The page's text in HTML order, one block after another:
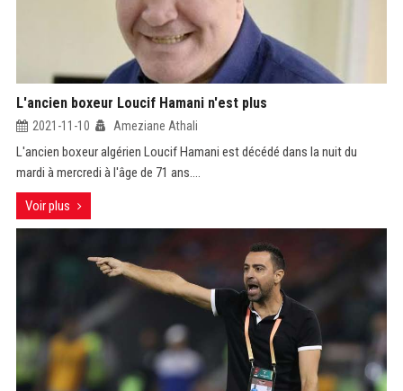
L'ancien boxeur Loucif Hamani n'est plus
2021-11-10 Ameziane Athali
L'ancien boxeur algérien Loucif Hamani est décédé dans la nuit du
mardi à mercredi à l'âge de 71 ans....
Voir plus